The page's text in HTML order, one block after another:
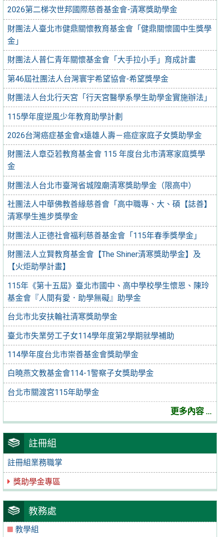
2026第二梯次世邦國際慈善基金會-清寒獎助學金
財團法人臺北市健鼎關懷教育基金會「健鼎關懷國中生獎學
金」
財團法人普仁青年關懷基金會「大手拉小手」育成計畫
第46屆社團法人台灣寰宇希望協會-希望獎學金
財團法人台北行天宮「行天宮醫學系學生助學金實施辦法」
115學年度逆風少年教育助學計劃
2026台灣癌症基金會x遠雄人壽－癌症家庭子女獎助學金
財團法人章亞若教育基金會 115 年度台北市清寒家庭獎學
金
財團法人台北市臺灣省城隍廟清寒獎助學金（限高中）
社團法人中華佛教善緣慈善會「高中職專、大、碩【誌善】
清寒學生進步獎學金
財團法人正德社會福利慈善基金會「115年春季獎學金」
財團法人立賢教育基金會【The Shiner清寒獎助學金】及
【火炬助學計畫】
115年《第十五屆》臺北市國中、高中學校學生懷恩、陳玲
基金會『人間有愛．助學無礙』助學金
台北市北安扶輪社清寒獎助學金
臺北市失業勞工子女114學年度第2學期就學補助
114學年度台北市崇善基金會獎助學金
白曉燕文教基金會114-1警察子女獎助學金
台北市關渡宮115年助學金
更多內容 ...
註冊組
註冊組業務職掌
獎助學金專區
教務處
教學組